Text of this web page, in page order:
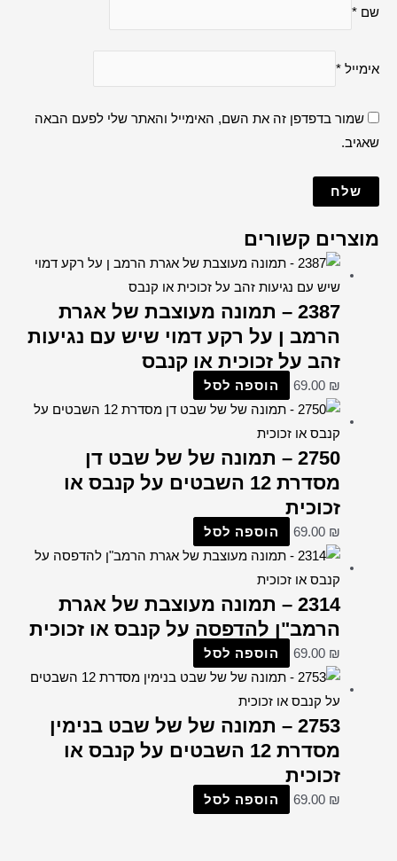
שם *
אימייל *
שמור בדפדפן זה את השם, האימייל והאתר שלי לפעם הבאה
שאגיב.
מוצרים קשורים
2387 – תמונה מעוצבת של אגרת
הרמב ן על רקע דמוי שיש עם נגיעות
זהב על זכוכית או קנבס
69.00 ₪ הוספה לסל
2750 – תמונה של של שבט דן
מסדרת 12 השבטים על קנבס או
זכוכית
69.00 ₪ הוספה לסל
2314 – תמונה מעוצבת של אגרת
הרמב"ן להדפסה על קנבס או זכוכית
69.00 ₪ הוספה לסל
2753 – תמונה של של שבט בנימין
מסדרת 12 השבטים על קנבס או
זכוכית
69.00 ₪ הוספה לסל